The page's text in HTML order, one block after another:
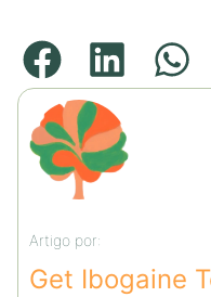
Artigo por:
Get Ibogaine